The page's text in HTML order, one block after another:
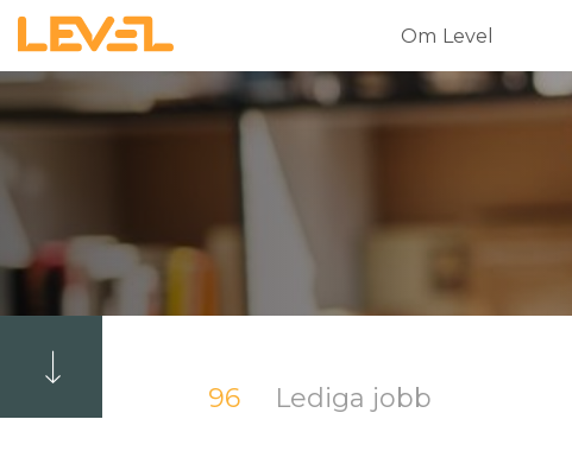
Om Level
96 Lediga jobb